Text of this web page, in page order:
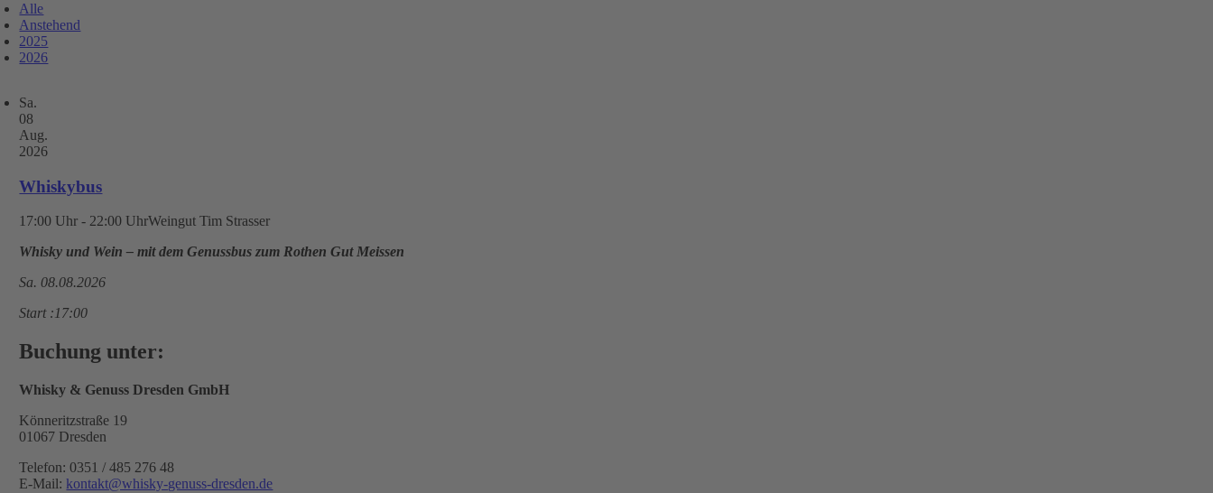
Alle
Anstehend
2025
2026
Sa.
08
Aug.
2026
Whiskybus
17:00 Uhr - 22:00 UhrWeingut Tim Strasser
Whisky und Wein – mit dem Genussbus zum Rothen Gut Meissen
Sa. 08.08.2026
Start :17:00
Buchung unter:
Whisky & Genuss Dresden GmbH
Könneritzstraße 19
01067 Dresden
Telefon: 0351 / 485 276 48
E-Mail: kontakt@whisky-genuss-dresden.de